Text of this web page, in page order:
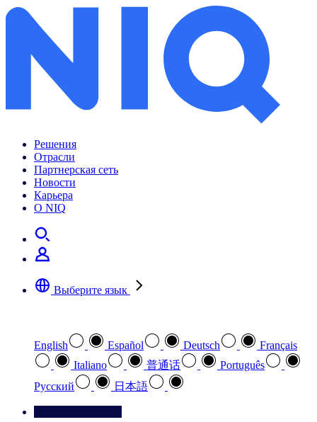
Решения
Отрасли
Партнерская сеть
Новости
Карьера
О NIQ
Выберите язык
English Español Deutsch
Français
Italiano
普通话
Português
Pусский
日本語